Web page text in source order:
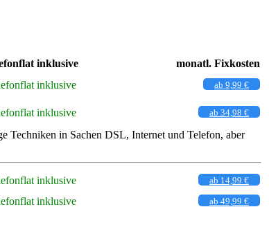
inklusive
monatl. Fixkosten
inklusive ab 9,99 €
inklusive ab 34,98 €
Techniken in Sachen DSL, Internet und Telefon, aber
inklusive ab 14,99 €
inklusive ab 49,99 €